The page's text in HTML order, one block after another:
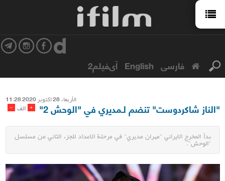
فارسی English آی‌فیلم2
الأربعاء 28 اکتوبر 2020 11:28
- الف + "الناز شاكردوست" تنضم لـمديري في "الوحش 2"
بدأ المخرج الايراني "مهران مديري" في مرحلة الاعداد للجزء الثاني من مسلسل
"الوحش".